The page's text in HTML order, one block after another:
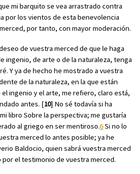
mi barquito se vea arrastrado contra
por los vientos de esta benevolencia
por tanto, con mayor moderación.
de vuestra merced de que le haga
ingenio, de arte o de la naturaleza, tenga
Y ya de hecho he mostrado a vuestra
de la naturaleza, en la que están
ingenio y el arte, me refiero, claro está,
antes. [10] No sé todavía si ha
libroSobre la perspectiva; me gustaría
al griego en ser mentiroso.6Si no lo
merced lo antes posible; ya he
Baldocio, quien sabrá vuestra merced
por el testimonio de vuestra merced.